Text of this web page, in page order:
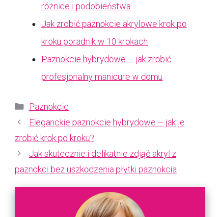
różnice i podobieństwa
Jak zrobić paznokcie akrylowe krok po
kroku poradnik w 10 krokach
Paznokcie hybrydowe – jak zrobić
profesjonalny manicure w domu
Kategorie
Paznokcie
Eleganckie paznokcie hybrydowe – jak je
zrobić krok po kroku?
Jak skutecznie i delikatnie zdjąć akryl z
paznokci bez uszkodzenia płytki paznokcia